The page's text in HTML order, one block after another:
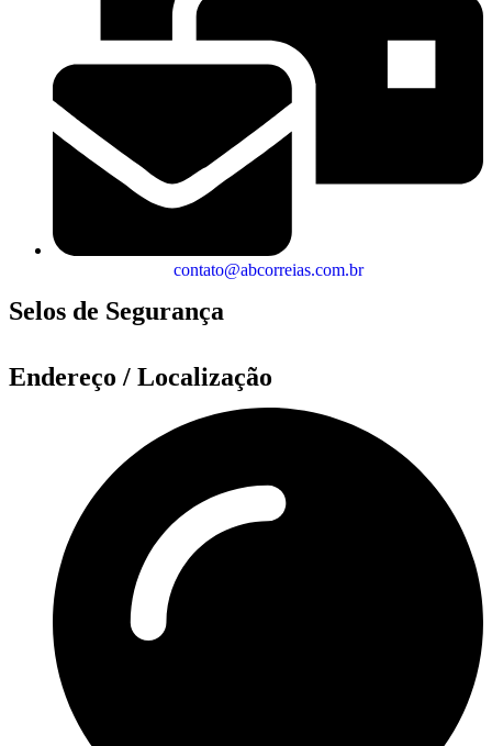
contato@abcorreias.com.br
Selos de Segurança
Endereço / Localização